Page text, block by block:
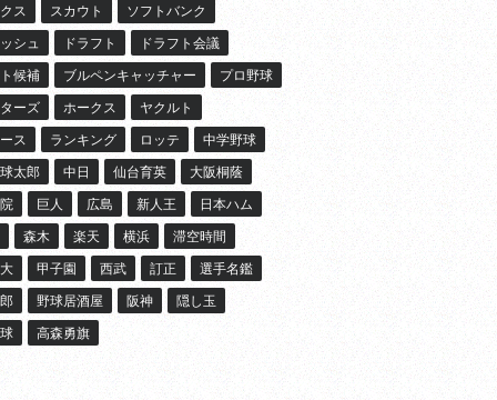
ス スカウト ソフトバンク
シュ ドラフト ドラフト会議
候補 ブルペンキャッチャー プロ野球
ーズ ホークス ヤクルト
ス ランキング ロッテ 中学野球
太郎 中日 仙台育英 大阪桐蔭
巨人 広島 新人王 日本ハム
森木 楽天 横浜 滞空時間
甲子園 西武 訂正 選手名鑑
野球居酒屋 阪神 隠し玉
高森勇旗